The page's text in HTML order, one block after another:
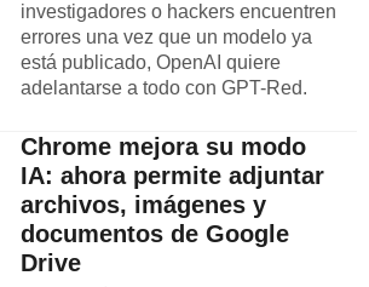
investigadores o hackers encuentren
errores una vez que un modelo ya
está publicado, OpenAI quiere
adelantarse a todo con GPT-Red.
Chrome mejora su modo
IA: ahora permite adjuntar
archivos, imágenes y
documentos de Google
Drive